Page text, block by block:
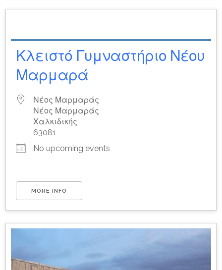
Κλειστό Γυμναστήριο Νέου
Μαρμαρά
Νέος Μαρμαράς
Νέος Μαρμαράς
Χαλκιδικής
63081
No upcoming events
MORE INFO